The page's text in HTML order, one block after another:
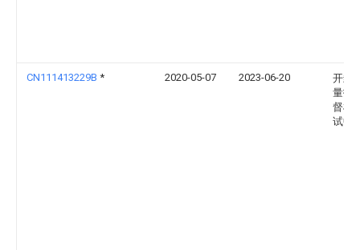
CN111413229B * 2020-05-07 2023-06-20
开封
量技
督检
试中